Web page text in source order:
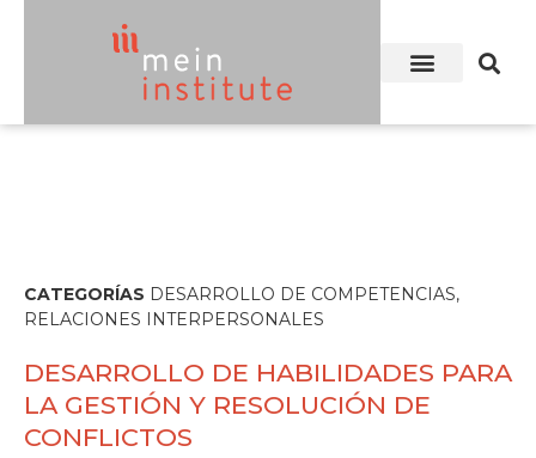
CATEGORÍAS DESARROLLO DE COMPETENCIAS,
RELACIONES INTERPERSONALES
DESARROLLO DE HABILIDADES PARA
LA GESTIÓN Y RESOLUCIÓN DE
CONFLICTOS